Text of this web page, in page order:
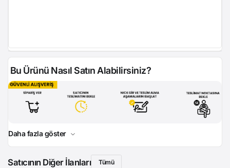
Bu Ürünü Nasıl Satın Alabilirsiniz?
Daha fazla göster
Satıcının Diğer İlanları Tümü